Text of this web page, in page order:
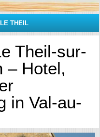
LE THEIL
Theil-sur-
– Hotel,
in Val-au-